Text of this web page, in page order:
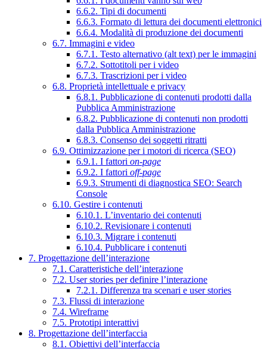
6.6.2. Tipi di documenti
6.6.3. Formato di lettura dei documenti elettronici
6.6.4. Modalità di produzione dei documenti
6.7. Immagini e video
6.7.1. Testo alternativo (alt text) per le immagini
6.7.2. Sottotitoli per i video
6.7.3. Trascrizioni per i video
6.8. Proprietà intellettuale e privacy
6.8.1. Pubblicazione di contenuti prodotti dalla
Pubblica Amministrazione
6.8.2. Pubblicazione di contenuti non prodotti
dalla Pubblica Amministrazione
6.8.3. Consenso dei soggetti ritratti
6.9. Ottimizzazione per i motori di ricerca (SEO)
6.9.1. I fattori on-page
6.9.2. I fattori off-page
6.9.3. Strumenti di diagnostica SEO: Search
Console
6.10. Gestire i contenuti
6.10.1. L’inventario dei contenuti
6.10.2. Revisionare i contenuti
6.10.3. Migrare i contenuti
6.10.4. Pubblicare i contenuti
7. Progettazione dell’interazione
7.1. Caratteristiche dell’interazione
7.2. User stories per definire l’interazione
7.2.1. Differenza tra scenari e user stories
7.3. Flussi di interazione
7.4. Wireframe
7.5. Prototipi interattivi
8. Progettazione dell’interfaccia
8.1. Obiettivi dell’interfaccia